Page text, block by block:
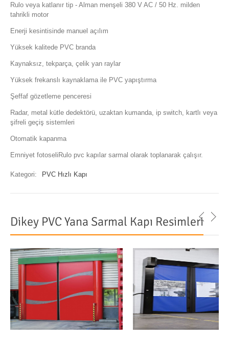
Rulo veya katlanır tip - Alman menşeli 380 V AC / 50 Hz. milden
tahrikli motor
Enerji kesintisinde manuel açılım
Yüksek kalitede PVC branda
Kaynaksız, tekparça, çelik yan raylar
Yüksek frekanslı kaynaklama ile PVC yapıştırma
Şeffaf gözetleme penceresi
Radar, metal kütle dedektörü, uzaktan kumanda, ip switch, kartlı veya
şifreli geçiş sistemleri
Otomatik kapanma
Emniyet fotoseliRulo pvc kapılar sarmal olarak toplanarak çalışır.
Kategori: PVC Hızlı Kapı
Dikey PVC Yana Sarmal Kapı Resimleri